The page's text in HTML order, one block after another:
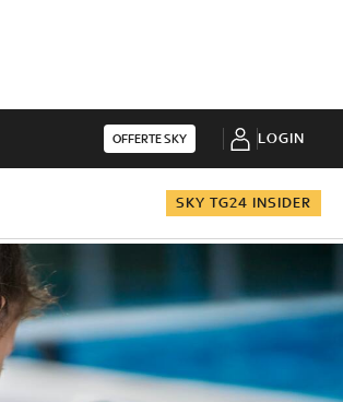
OFFERTE SKY LOGIN
SKY TG24 INSIDER